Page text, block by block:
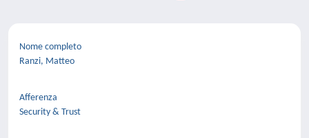
Nome completo
Ranzi, Matteo
Afferenza
Security & Trust